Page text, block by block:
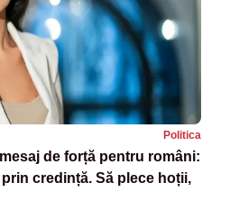
Politica
de forță pentru români:
credință. Să plece hoții,